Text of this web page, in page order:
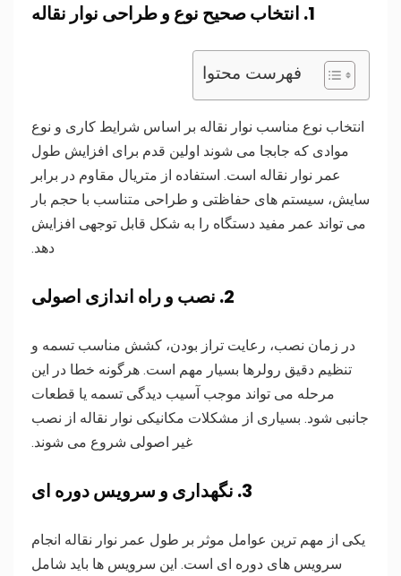
1. انتخاب صحیح نوع و طراحی نوار نقاله
فهرست محتوا
انتخاب نوع مناسب نوار نقاله بر اساس شرایط کاری و نوع
موادی که جابجا می شوند اولین قدم برای افزایش طول
عمر نوار نقاله است. استفاده از متریال مقاوم در برابر
سایش، سیستم های حفاظتی و طراحی متناسب با حجم بار
می تواند عمر مفید دستگاه را به شکل قابل توجهی افزایش
دهد.
2. نصب و راه اندازی اصولی
در زمان نصب، رعایت تراز بودن، کشش مناسب تسمه و
تنظیم دقیق رولرها بسیار مهم است. هرگونه خطا در این
مرحله می تواند موجب آسیب دیدگی تسمه یا قطعات
جانبی شود. بسیاری از مشکلات مکانیکی نوار نقاله از نصب
غیر اصولی شروع می شوند.
3. نگهداری و سرویس دوره ای
یکی از مهم ترین عوامل موثر بر طول عمر نوار نقاله انجام
سرویس های دوره ای است. این سرویس ها باید شامل